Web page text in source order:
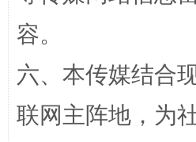
“蜀中异人”王建安的艺术
容。
六、本传媒结合
联网主阵地，为